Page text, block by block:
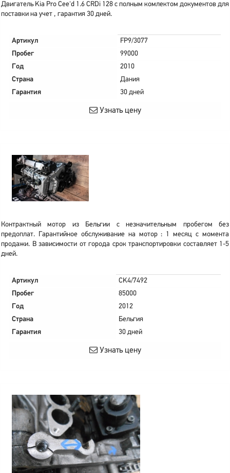
Двигатель Kia Pro Cee'd 1.6 CRDi 128 с полным комлектом документов для
поставки на учет , гарантия 30 дней.
Артикул
FP9/3077
Пробег
99000
Год
2010
Страна
Дания
Гарантия
30 дней
Узнать цену
Контрактный мотор из Бельгии с незначительным пробегом без
предоплат. Гарантийное обслуживание на мотор : 1 месяц с момента
продажи. В зависимости от города срок транспортировки составляет 1-5
дней.
Артикул
CK4/7492
Пробег
85000
Год
2012
Страна
Бельгия
Гарантия
30 дней
Узнать цену